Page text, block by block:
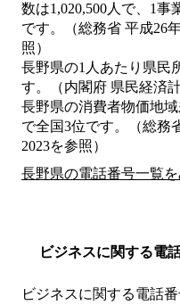
数は1,020,500人で、1事
です。（総務省 平成26
照）
長野県の1人あたり県民
す。（内閣府 県民経済
長野県の消費者物価地
で全国3位です。（総務
2023を参照）
長野県の電話番号一覧を
ビジネスに関する電
ビジネスに関する電話